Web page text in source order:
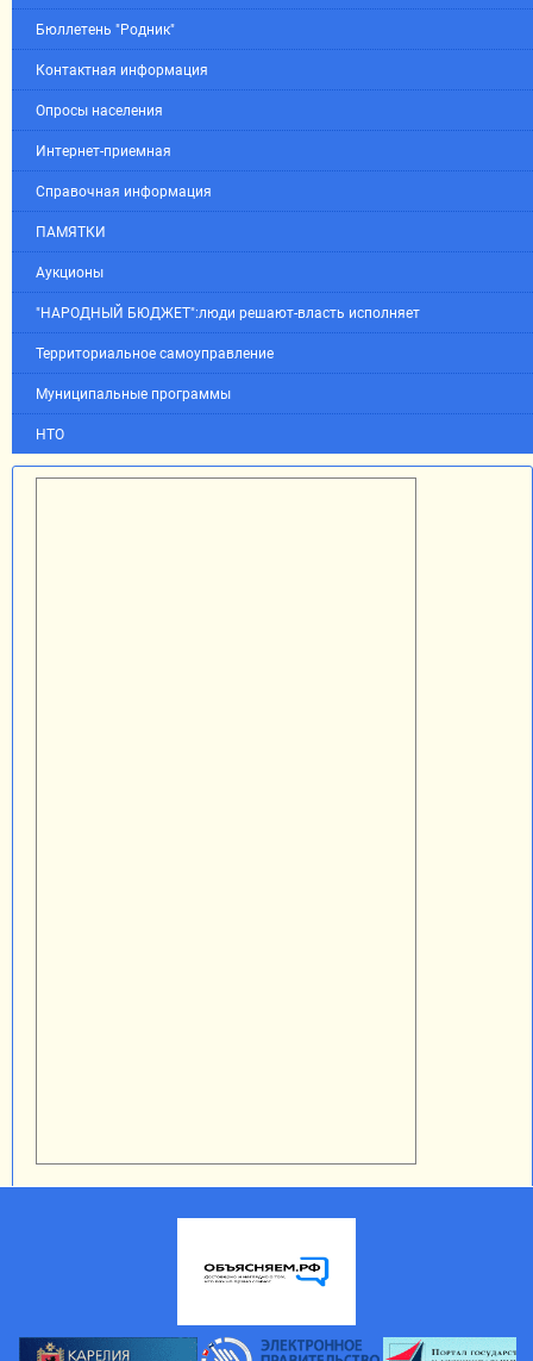
Бюллетень "Родник"
Контактная информация
Опросы населения
Интернет-приемная
Справочная информация
ПАМЯТКИ
Аукционы
"НАРОДНЫЙ БЮДЖЕТ":люди решают-власть исполняет
Территориальное самоуправление
Муниципальные программы
НТО